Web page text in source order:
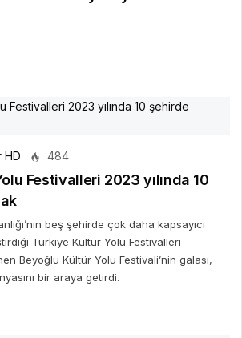
HD 484
Festivalleri 2023 yılında 10
beş şehirde çok daha kapsayıcı
Türkiye Kültür Yolu Festivalleri
Beyoğlu Kültür Yolu Festivali’nin galası,
bir araya getirdi.